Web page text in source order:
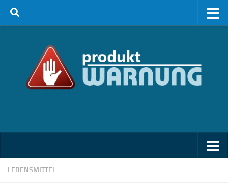
Zum Inhalt springen
LEBENSMITTEL